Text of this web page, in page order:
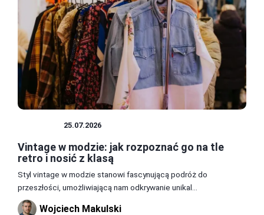
25.07.2026
Vintage w modzie: jak rozpoznać go na tle
retro i nosić z klasą
Styl vintage w modzie stanowi fascynującą podróż do
przeszłości, umożliwiającą nam odkrywanie unikal...
Wojciech Makulski